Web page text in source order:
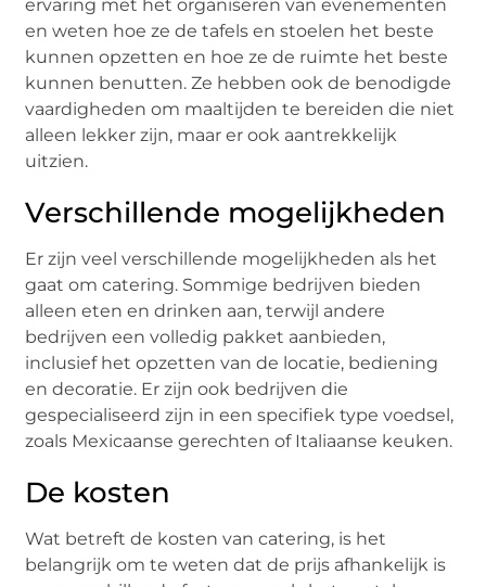
ervaring met het organiseren van evenementen
en weten hoe ze de tafels en stoelen het beste
kunnen opzetten en hoe ze de ruimte het beste
kunnen benutten. Ze hebben ook de benodigde
vaardigheden om maaltijden te bereiden die niet
alleen lekker zijn, maar er ook aantrekkelijk
uitzien.
Verschillende mogelijkheden
Er zijn veel verschillende mogelijkheden als het
gaat om catering. Sommige bedrijven bieden
alleen eten en drinken aan, terwijl andere
bedrijven een volledig pakket aanbieden,
inclusief het opzetten van de locatie, bediening
en decoratie. Er zijn ook bedrijven die
gespecialiseerd zijn in een specifiek type voedsel,
zoals Mexicaanse gerechten of Italiaanse keuken.
De kosten
Wat betreft de kosten van catering, is het
belangrijk om te weten dat de prijs afhankelijk is